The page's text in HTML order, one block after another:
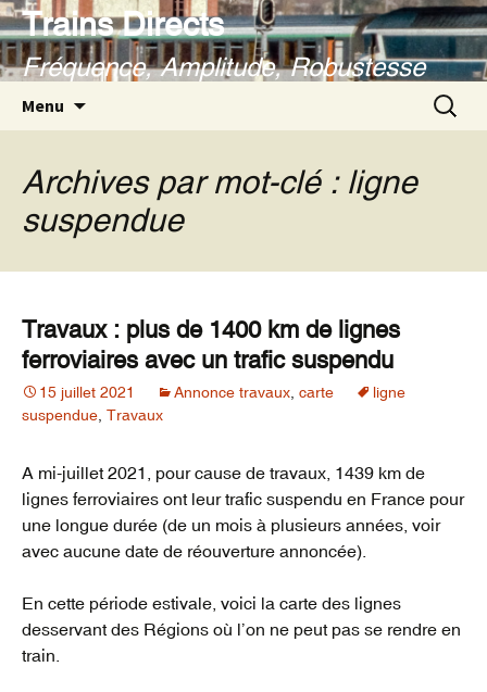
Aller
au
contenu
Trains Directs
Fréquence, Amplitude, Robustesse
Menu
Archives par mot-clé : ligne
suspendue
Travaux : plus de 1400 km de lignes
ferroviaires avec un trafic suspendu
15 juillet 2021 Annonce travaux carte
ligne
suspendue Travaux
A mi-juillet 2021, pour cause de travaux, 1439 km de
lignes ferroviaires ont leur trafic suspendu en France pour
une longue durée (de un mois à plusieurs années, voir
avec aucune date de réouverture annoncée).
En cette période estivale, voici la carte des lignes
desservant des Régions où l’on ne peut pas se rendre en
train.